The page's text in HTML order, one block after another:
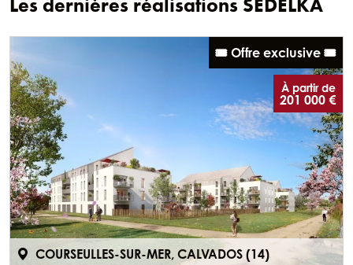
🎟️ Offre exclusive 🎟️
À partir de
201 000 €
COURSEULLES-SUR-MER, CALVADOS (14)